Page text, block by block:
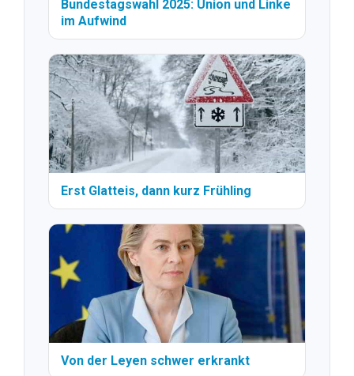
Bundestagswahl 2025: Union und Linke
im Aufwind
Erst Glatteis, dann kurz Frühling
Von der Leyen schwer erkrankt